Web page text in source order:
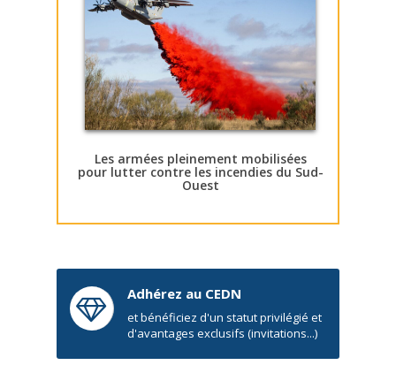
Les armées pleinement mobilisées
pour lutter contre les incendies du Sud-
Ouest
Adhérez au CEDN
et bénéficiez d'un statut privilégié et
d'avantages exclusifs (invitations...)